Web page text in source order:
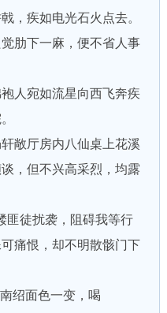
疾如电光石火点去。
肋下一麻，便不省人事
人宛如流星向西飞奔疾
敞厅房内八仙桌上花溪
，但不兴高采烈，均露
徒扰袭，阻碍我等行
痛恨，却不明散骸门下
绍面色一变，喝